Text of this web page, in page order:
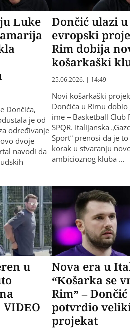
Luke
Dončića,
je od
određivanje
dvoje
navodi da
Dončić ulazi u
evropski
Rim dobija
košarkaški
25.06.2026. | 14:49
Novi košarkaški
Dončića u Rimu
ime – Basketball Club
SPQR. Italijanska
Sport“ prenosi da je
korak u stvaranju
ambicioznog kluba …
u
VIDEO
Nova era u
“Košarka se
Rim” – Dončić
potvrdio
projekat